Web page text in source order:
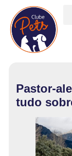
Pastor-
tudo